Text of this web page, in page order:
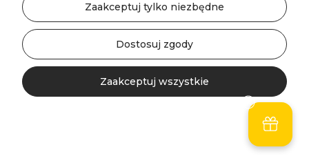
Decordruk
Plakat świąteczny
WINTER | winter time
Koszyk
Zaakceptuj tylko niezbędne
Dostosuj zgody
Zaakceptuj wszystkie